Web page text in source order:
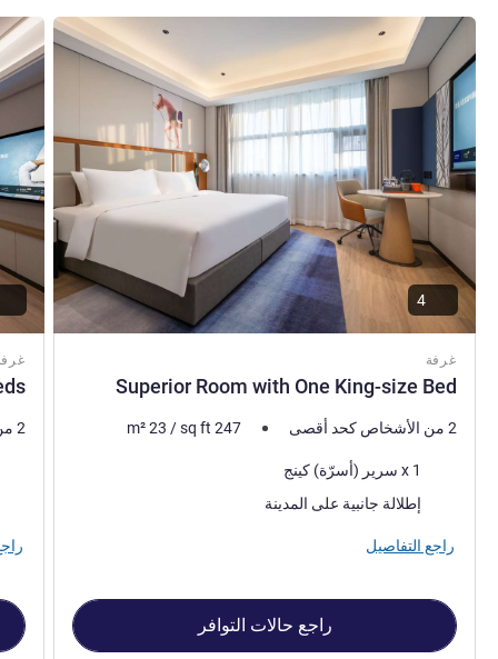
غرفة
Superior Room with One King-size Bed
راجع التفاصيل
2 من الأشخاص كحد أقصى m²23 /sq ft 247
فرش السرير
1 x سرير (أسرّة) كينج
المناظر:إطلالة جانبية على المدينة
راجع التفاصيل
راجع حالات التوافر
راجع
2 من الأشخاص كحد أقصى